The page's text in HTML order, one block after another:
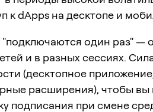
к dApps на десктопе и
один раз" —
и в разных сессиях.
(десктопное
расширения), чтобы вы
подписания при смене